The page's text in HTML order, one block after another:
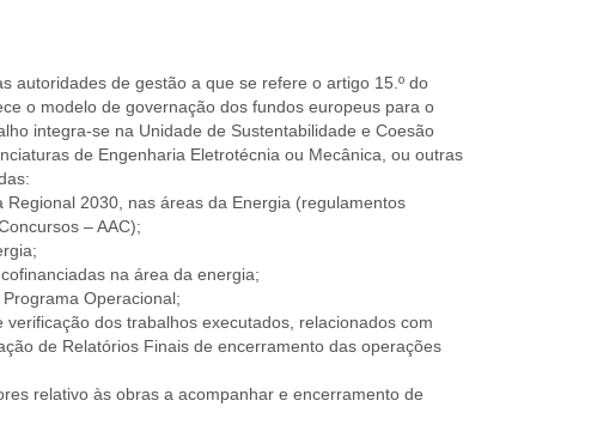
autoridades de gestão a que se refere o artigo 15.º do
o modelo de governação dos fundos europeus para o
integra-se na Unidade de Sustentabilidade e Coesão
de Engenharia Eletrotécnia ou Mecânica, ou outras
2030, nas áreas da Energia (regulamentos
– AAC);
na área da energia;
Operacional;
dos trabalhos executados, relacionados com
de Relatórios Finais de encerramento das operações
relativo às obras a acompanhar e encerramento de